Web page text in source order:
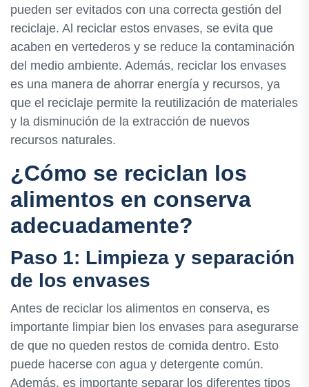
pueden ser evitados con una correcta gestión del
reciclaje. Al reciclar estos envases, se evita que
acaben en vertederos y se reduce la contaminación
del medio ambiente. Además, reciclar los envases
es una manera de ahorrar energía y recursos, ya
que el reciclaje permite la reutilización de materiales
y la disminución de la extracción de nuevos
recursos naturales.
¿Cómo se reciclan los
alimentos en conserva
adecuadamente?
Paso 1: Limpieza y separación
de los envases
Antes de reciclar los alimentos en conserva, es
importante limpiar bien los envases para asegurarse
de que no queden restos de comida dentro. Esto
puede hacerse con agua y detergente común.
Además, es importante separar los diferentes tipos